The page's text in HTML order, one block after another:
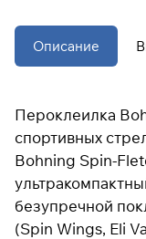
Описание
Пероклеилка
спортивных
Bohning Spin-
безупречной
(Spin Wings, Eli
по25
* При